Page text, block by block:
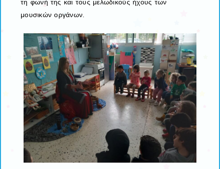
τη φωνή της και τους μελωδικούς ήχους των
μουσικών οργάνων.